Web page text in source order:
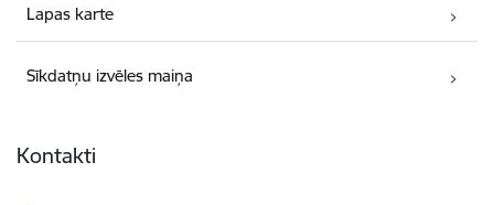
Lapas karte
Sīkdatņu izvēles maiņa
Kontakti